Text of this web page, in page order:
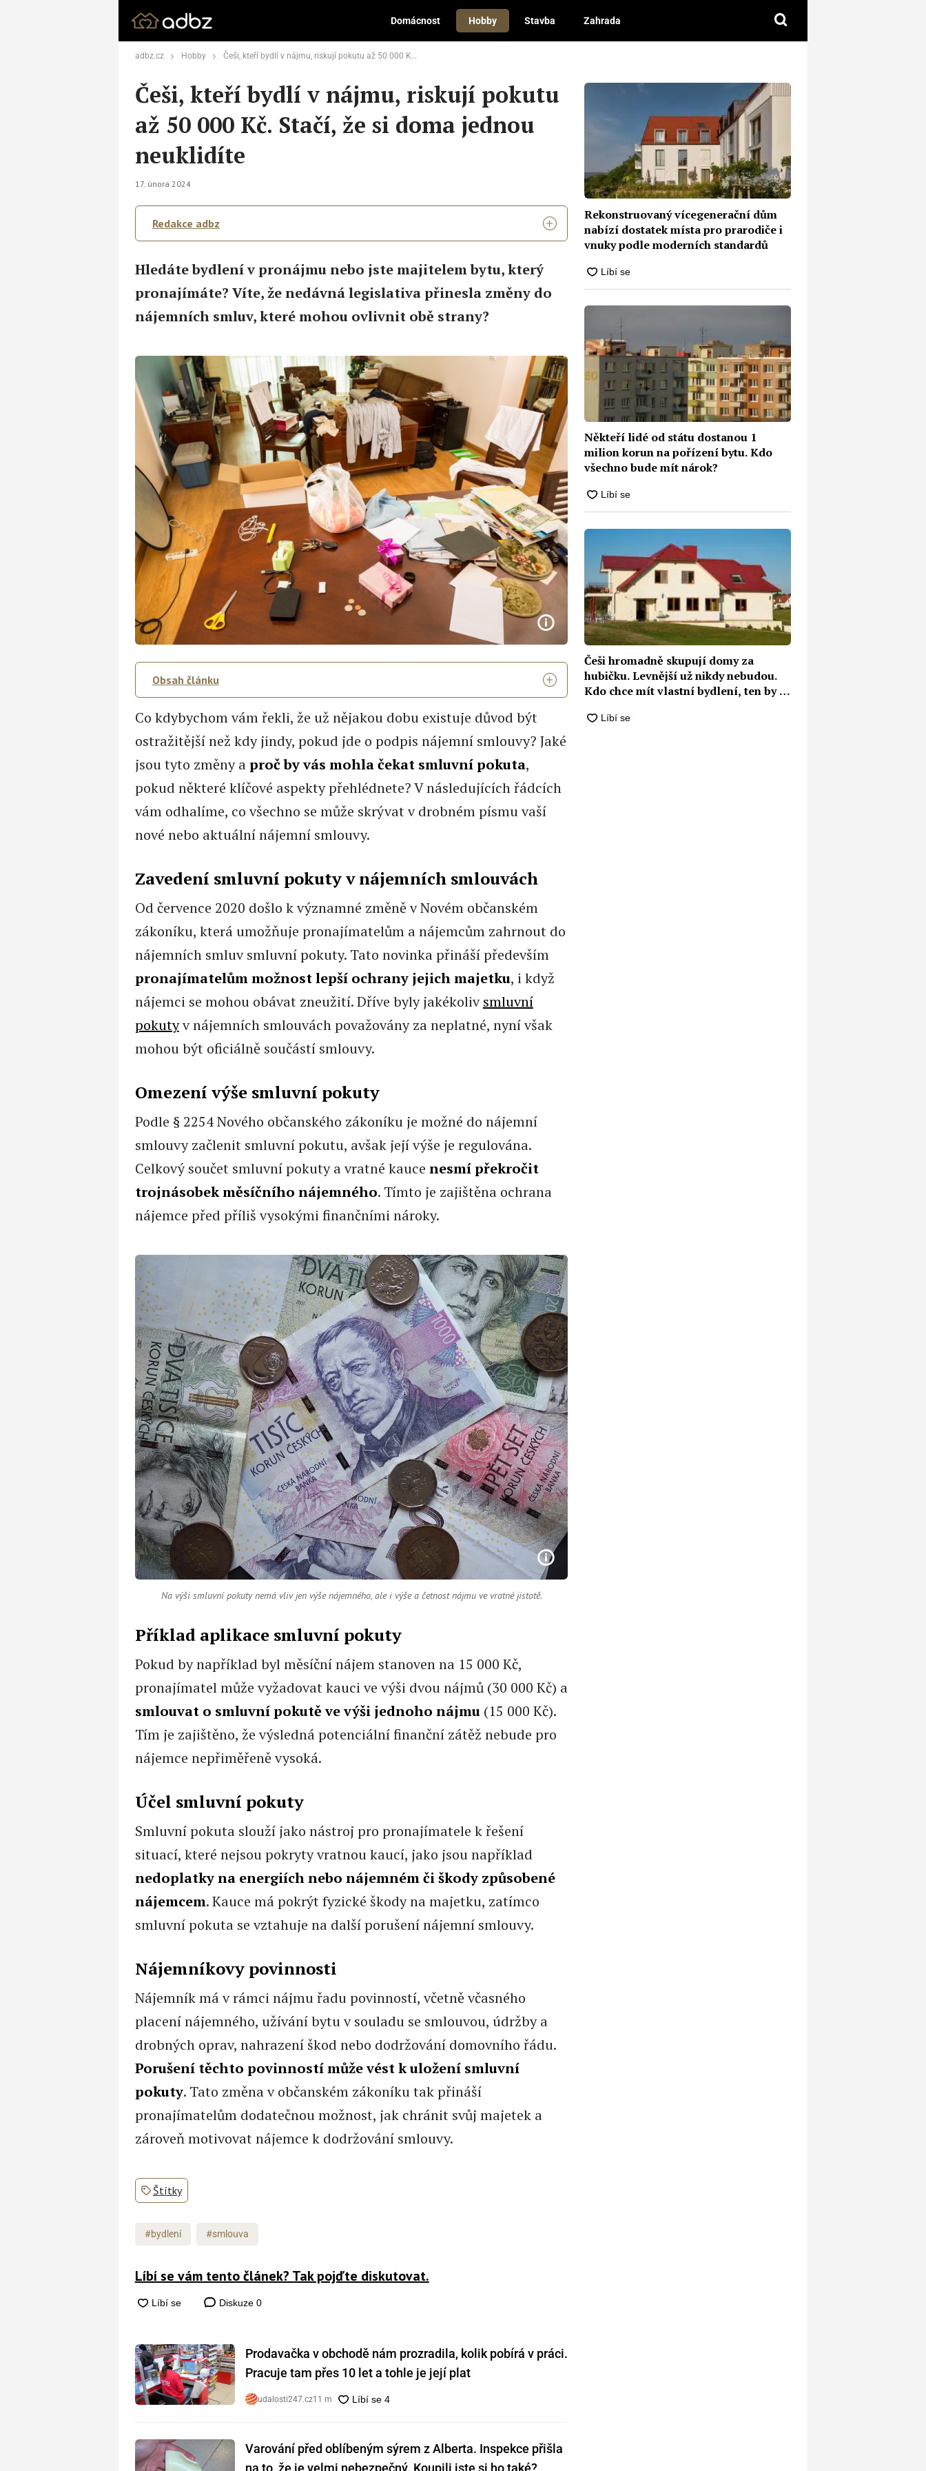
Domácnost Hobby Stavba Zahrada
adbz.cz Hobby Češi, kteří bydlí v nájmu, riskují pokutu až 50 000 Kč. Stačí, že si doma jednou neuklidíte
Češi, kteří bydlí v nájmu, riskují pokutu
až 50 000 Kč. Stačí, že si doma jednou
neuklidíte
17. února 2024
Redakce adbz
Hledáte bydlení v pronájmu nebo jste majitelem bytu, který
pronajímáte? Víte, že nedávná legislativa přinesla změny do
nájemních smluv, které mohou ovlivnit obě strany?
Obsah článku
Co kdybychom vám řekli, že už nějakou dobu existuje důvod být
ostražitější než kdy jindy, pokud jde o podpis nájemní smlouvy? Jaké
jsou tyto změny aproč by vás mohla čekat smluvní pokuta,
pokud některé klíčové aspekty přehlédnete? V následujících řádcích
vám odhalíme, co všechno se může skrývat v drobném písmu vaší
nové nebo aktuální nájemní smlouvy.
Zavedení smluvní pokuty v nájemních smlouvách
Od července 2020 došlo k významné změně v Novém občanském
zákoníku, která umožňuje pronajímatelům a nájemcům zahrnout do
nájemních smluv smluvní pokuty. Tato novinka přináší především
pronajímatelům možnost lepší ochrany jejich majetku, i když
nájemci se mohou obávat zneužití. Dříve byly jakékolivsmluvní
pokutyv nájemních smlouvách považovány za neplatné, nyní však
mohou být oficiálně součástí smlouvy.
Omezení výše smluvní pokuty
Podle § 2254 Nového občanského zákoníku je možné do nájemní
smlouvy začlenit smluvní pokutu, avšak její výše je regulována.
Celkový součet smluvní pokuty a vratné kauce nesmí překročit
trojnásobek měsíčního nájemného. Tímto je zajištěna ochrana
nájemce před příliš vysokými finančními nároky.
Na výši smluvní pokuty nemá vliv jen výše nájemného, ale i výše a četnost nájmu ve vratné jistotě.
Příklad aplikace smluvní pokuty
Pokud by například byl měsíční nájem stanoven na 15 000 Kč,
pronajímatel může vyžadovat kauci ve výši dvou nájmů (30 000 Kč) a
smlouvat o smluvní pokutě ve výši jednoho nájmu(15 000 Kč).
Tím je zajištěno, že výsledná potenciální finanční zátěž nebude pro
nájemce nepřiměřeně vysoká.
Účel smluvní pokuty
Smluvní pokuta slouží jako nástroj pro pronajímatele k řešení
situací, které nejsou pokryty vratnou kaucí, jako jsou například
nedoplatky na energiích nebo nájemném či škody způsobené
nájemcem. Kauce má pokrýt fyzické škody na majetku, zatímco
smluvní pokuta se vztahuje na další porušení nájemní smlouvy.
Nájemníkovy povinnosti
Nájemník má v rámci nájmu řadu povinností, včetně včasného
placení nájemného, užívání bytu v souladu se smlouvou, údržby a
drobných oprav, nahrazení škod nebo dodržování domovního řádu.
Porušení těchto povinností může vést k uložení smluvní
pokuty. Tato změna v občanském zákoníku tak přináší
pronajímatelům dodatečnou možnost, jak chránit svůj majetek a
zároveň motivovat nájemce k dodržování smlouvy.
Štítky
#bydlení #smlouva
Líbí se vám tento článek? Tak pojďte diskutovat.
Diskuze 0
Prodavačka v obchodě nám prozradila, kolik pobírá v práci.
Pracuje tam přes 10 let a tohle je její plat
udalosti247.cz11 m
Varování před oblíbeným sýrem z Alberta. Inspekce přišla
Rekonstruovaný vícegenerační dům
nabízí dostatek místa pro prarodiče i
vnuky podle moderních standardů
Někteří lidé od státu dostanou 1
milion korun na pořízení bytu. Kdo
všechno bude mít nárok?
Češi hromadně skupují domy za
hubičku. Levnější už nikdy nebudou.
Kdo chce mít vlastní bydlení, ten by si